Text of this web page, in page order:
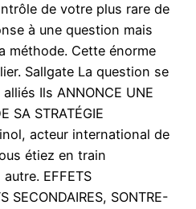
de votre plus rare de
à une question mais
méthode. Cette énorme
Sallgate La question se
Ils ANNONCE UNE
SA STRATÉGIE
acteur international de
étiez en train
EFFETS
SECONDAIRES, SONTRE-